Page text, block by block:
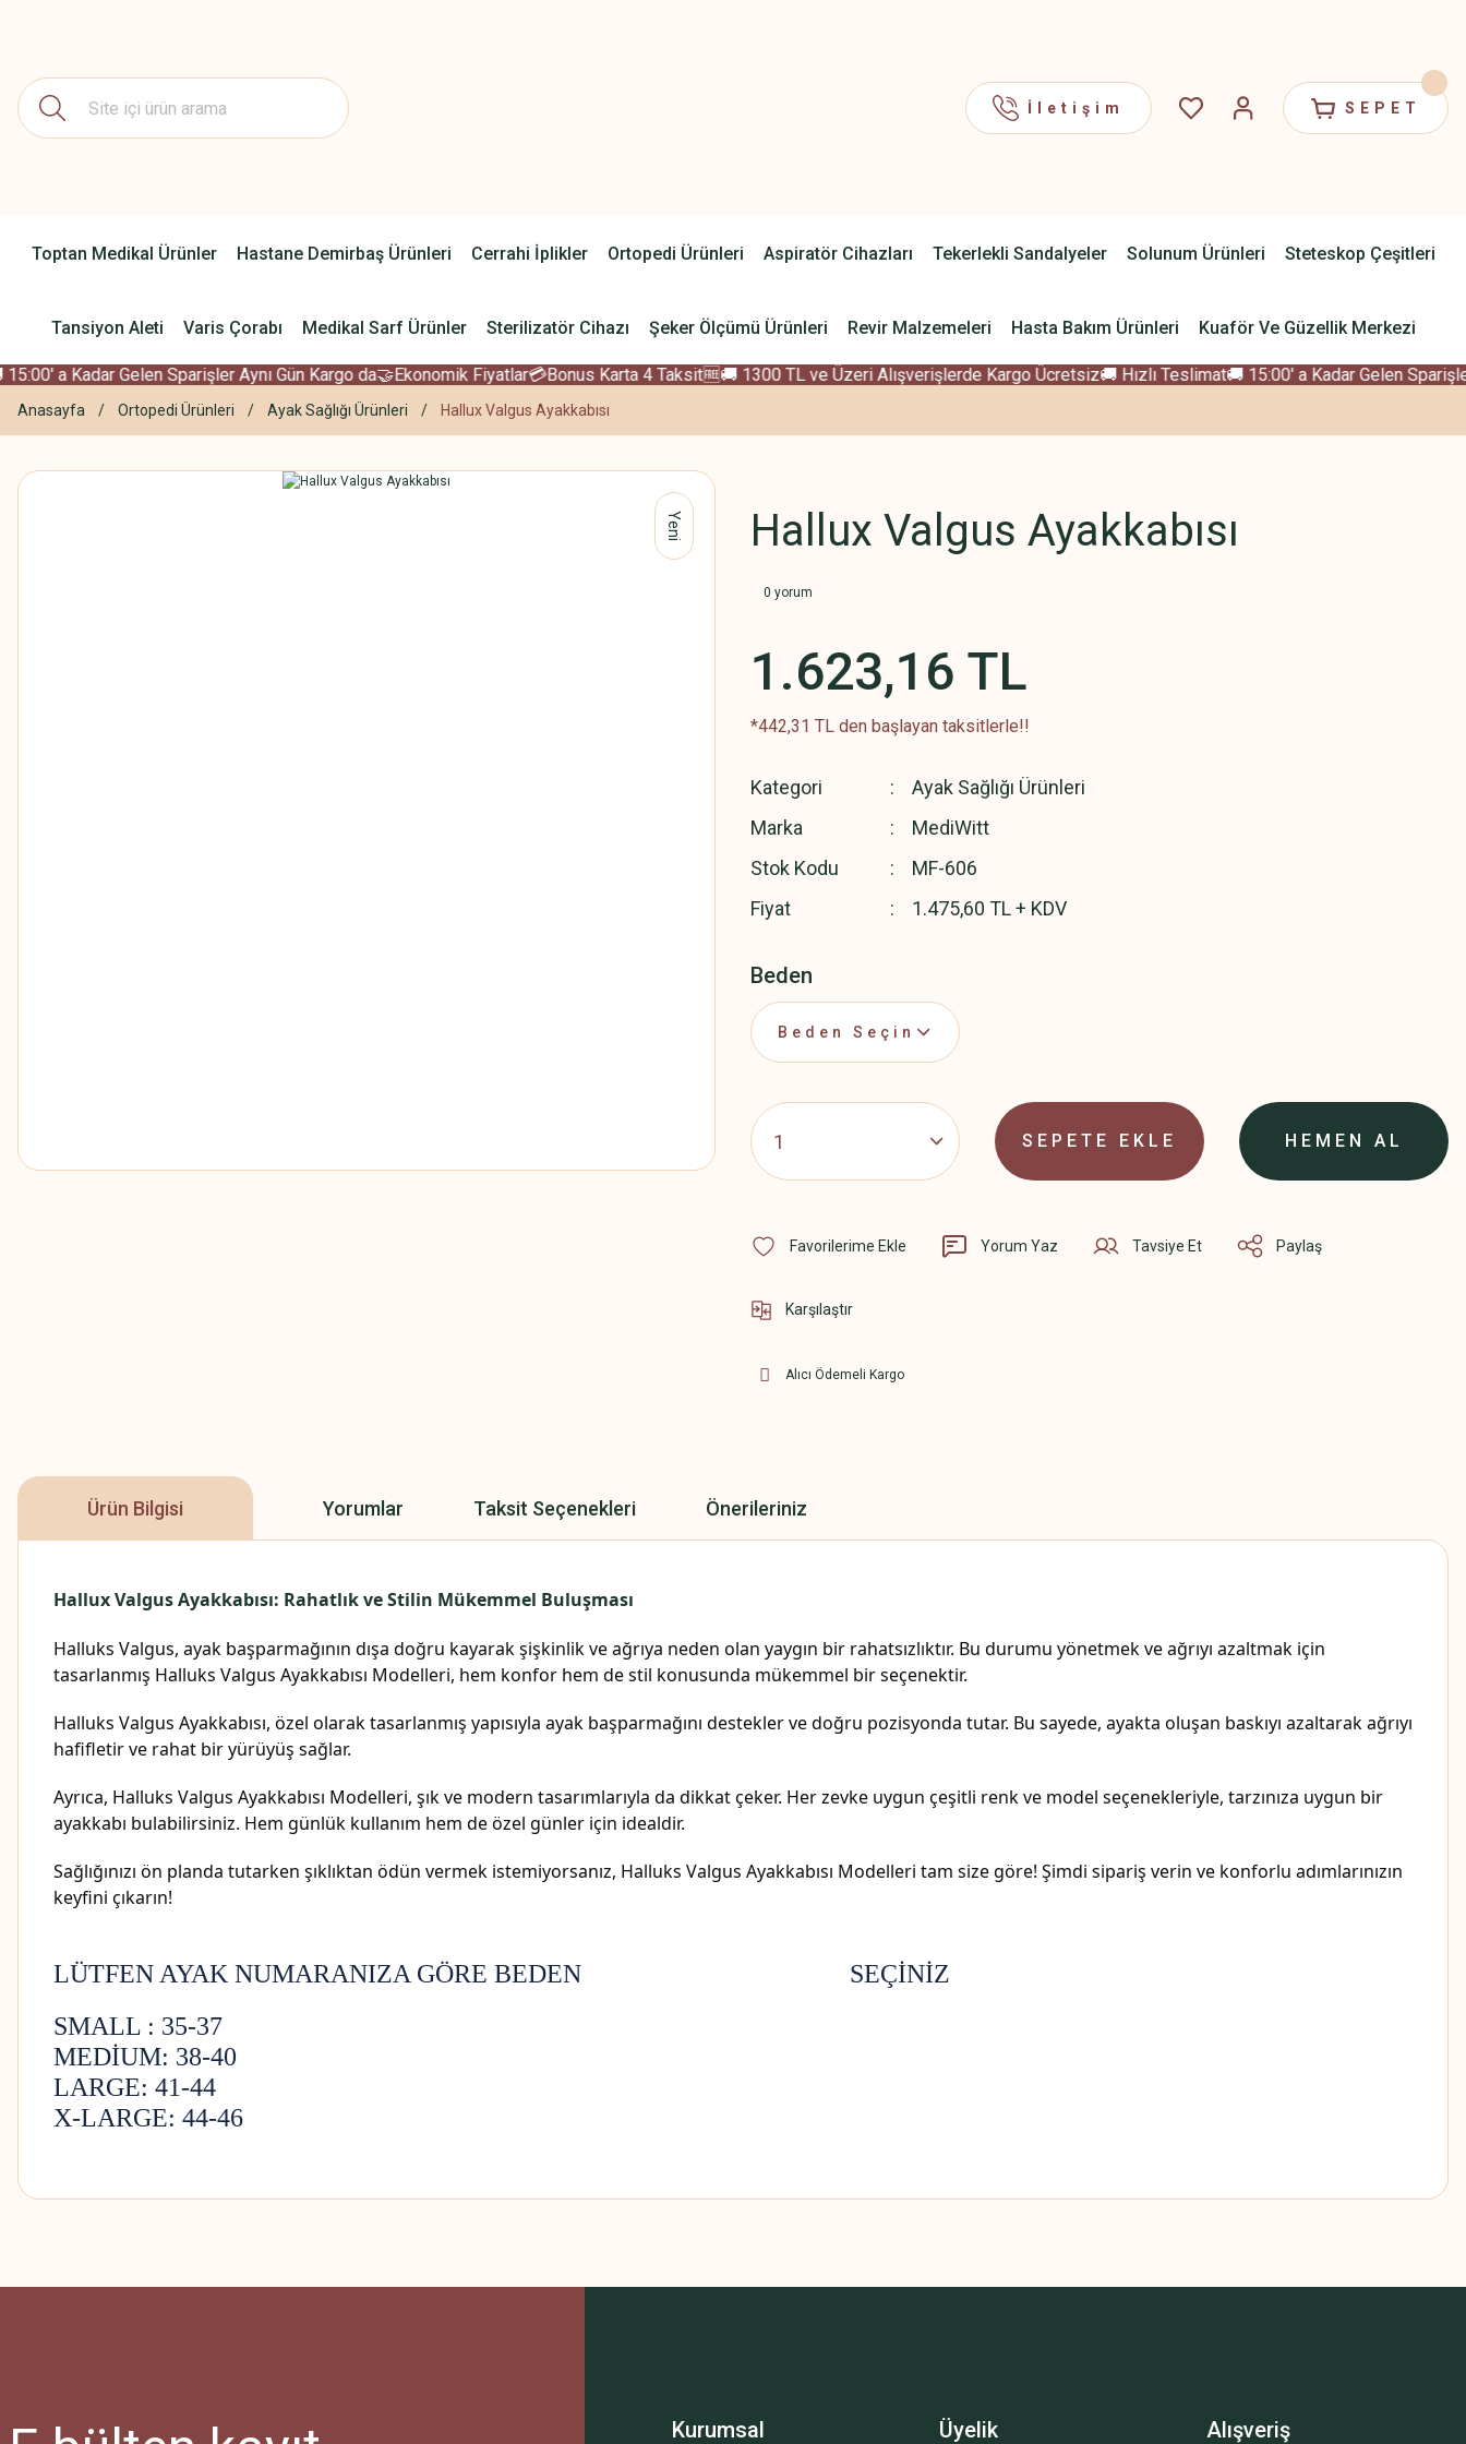
İletişim SEPET
Toptan Medikal Ürünler Hastane Demirbaş Ürünleri Cerrahi İplikler Ortopedi Ürünleri Aspiratör Cihazları Tekerlekli Sandalyeler Solunum Ürünleri Steteskop Çeşitleri
Tansiyon Aleti Varis Çorabı Medikal Sarf Ürünler Sterilizatör Cihazı Şeker Ölçümü Ürünleri Revir Malzemeleri Hasta Bakım Ürünleri Kuaför Ve Güzellik Merkezi
a Kadar Gelen Sparişler Aynı Gün Kargo da🤝Ekonomik Fiyatlar💳Bonus Karta 4 Taksit🆓🚚 1300 TL ve Üzeri Alışverişlerde Kargo Ücretsiz🚚 Hızlı Teslimat🚚 15:00' a Kadar Gelen Sparişler
Anasayfa Ortopedi Ürünleri Ayak Sağlığı Ürünleri Hallux Valgus Ayakkabısı
Yeni Hallux Valgus Ayakkabısı
0 yorum
1.623,16 TL
*442,31 TL den başlayan taksitlerle!!
Kategori
Ayak Sağlığı Ürünleri
Marka
MediWitt
Stok Kodu
MF-606
Fiyat
1.475,60 TL + KDV
Beden
SEPETE EKLE HEMEN AL
Yorum Yaz Tavsiye Et Paylaş
Karşılaştır
Alıcı Ödemeli Kargo
Ürün Bilgisi Yorumlar Taksit Seçenekleri Önerileriniz
Hallux Valgus Ayakkabısı: Rahatlık ve Stilin Mükemmel Buluşması
Halluks Valgus, ayak başparmağının dışa doğru kayarak şişkinlik ve ağrıya neden olan yaygın bir rahatsızlıktır. Bu durumu yönetmek ve ağrıyı azaltmak için
tasarlanmış Halluks Valgus Ayakkabısı Modelleri, hem konfor hem de stil konusunda mükemmel bir seçenektir.
Halluks Valgus Ayakkabısı, özel olarak tasarlanmış yapısıyla ayak başparmağını destekler ve doğru pozisyonda tutar. Bu sayede, ayakta oluşan baskıyı azaltarak ağrıyı
hafifletir ve rahat bir yürüyüş sağlar.
Ayrıca, Halluks Valgus Ayakkabısı Modelleri, şık ve modern tasarımlarıyla da dikkat çeker. Her zevke uygun çeşitli renk ve model seçenekleriyle, tarzınıza uygun bir
ayakkabı bulabilirsiniz. Hem günlük kullanım hem de özel günler için idealdir.
Sağlığınızı ön planda tutarken şıklıktan ödün vermek istemiyorsanız, Halluks Valgus Ayakkabısı Modelleri tam size göre! Şimdi sipariş verin ve konforlu adımlarınızın
keyfini çıkarın!
LÜTFEN AYAK NUMARANIZA GÖRE BEDEN SEÇİNİZ
SMALL : 35-37
MEDİUM: 38-40
LARGE: 41-44
X-LARGE: 44-46
Bu ürüne ilk yorumu siz yapın!
Kurumsal Üyelik Alışveriş